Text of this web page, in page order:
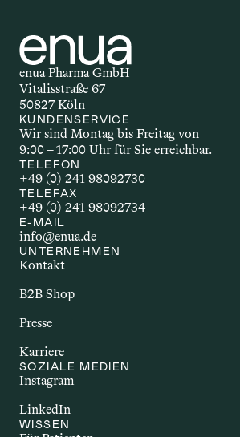
oder Creme: Die Form der
beeinflusst, wie schnell und
der Wirkstoff wirkt. Welche
Applikationsform gewählt
unter anderem vom
dem gewünschten Effekt
individuellen Bedürfnissen
ANKUNG
chronische Störungen, bei
Arthritis oder Morbus
häufig mit Entzündungen
enua Pharma GmbH
Vitalisstraße 67
50827 Köln
KUNDENSERVICE
Wir sind Montag bis Freitag von
9:00 – 17:00 Uhr für Sie erreichbar.
TELEFON
+49 (0) 241 98092730
TELEFAX
+49 (0) 241 98092734
E-MAIL
info@enua.de
UNTERNEHMEN
Kontakt
B2B Shop
Presse
Karriere
SOZIALE MEDIEN
Instagram
LinkedIn
WISSEN